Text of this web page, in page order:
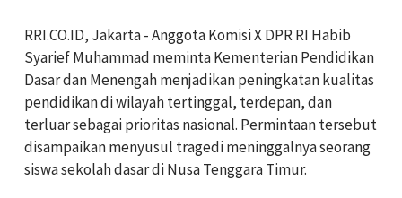
RRI.CO.ID, Jakarta - Anggota Komisi X DPR RI Habib
Syarief Muhammad meminta Kementerian Pendidikan
Dasar dan Menengah menjadikan peningkatan kualitas
pendidikan di wilayah tertinggal, terdepan, dan
terluar sebagai prioritas nasional. Permintaan tersebut
disampaikan menyusul tragedi meninggalnya seorang
siswa sekolah dasar di Nusa Tenggara Timur.